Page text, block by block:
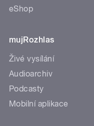
eShop
mujRozhlas
Živé vysílání
Audioarchiv
Podcasty
Mobilní aplikace